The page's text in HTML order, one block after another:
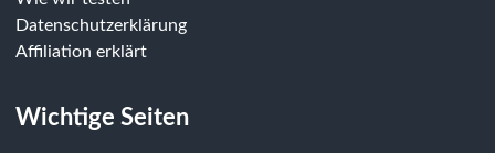
Datenschutzerklärung
Affiliation erklärt
Wichtige Seiten